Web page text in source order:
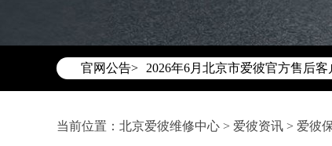
官网公告>
2026年6月爱彼北京市售后服务网
2026年6月北京市爱彼官方售后客
2026年6月爱彼售后服务中心最
北京市东城区东长安街1号东方
北京市朝阳区建国门外大街甲6号
当前位置： 北京爱彼维修中心 > 爱彼资讯 > 爱彼